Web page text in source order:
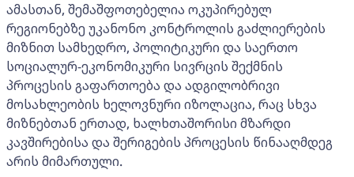
ამასთან, შემაშფოთებელია ოკუპირებულ
რეგიონებზე უკანონო კონტროლის გაძლიერების
მიზნით სამხედრო, პოლიტიკური და საერთო
სოციალურ-ეკონომიკური სივრცის შექმნის
პროცესის გაფართოება და ადგილობრივი
მოსახლეობის ხელოვნური იზოლაცია, რაც სხვა
მიზნებთან ერთად, ხალხთაშორისი მზარდი
კავშირებისა და შერიგების პროცესის წინააღმდეგ
არის მიმართული.